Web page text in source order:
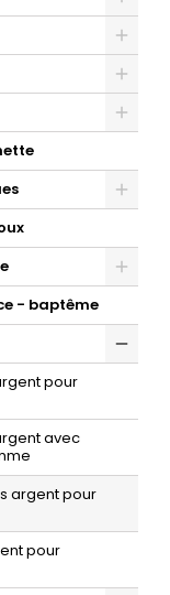
- baptême
pour
avec
argent pour
pour